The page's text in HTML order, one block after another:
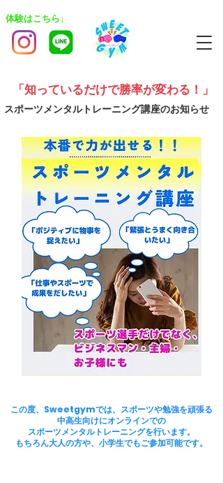
​体験はこちら↓
「知っているだけで勝率が変わる！」
​スポーツメンタルトレーニング講座のお知らせ​
​​この度、Sweetgymでは、スポーツや勉強を頑張る
中高生向けにオンラインでの
スポーツメンタルトレーニングを行います。
もちろん大人の方や、小学生でもご参加可能です。